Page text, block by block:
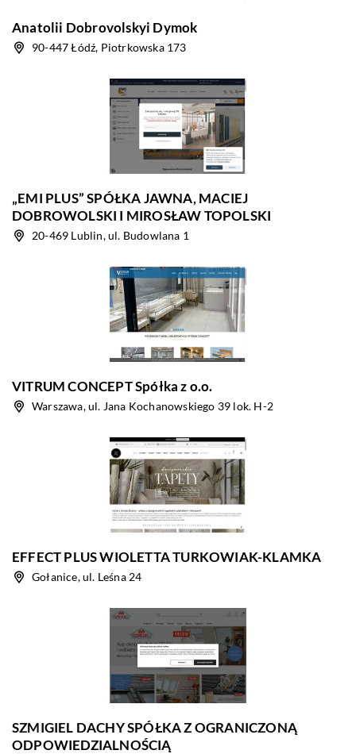
Anatolii Dobrovolskyi Dymok
90-447 Łódź, Piotrkowska 173
„EMI PLUS” SPÓŁKA JAWNA, MACIEJ
DOBROWOLSKI I MIROSŁAW TOPOLSKI
20-469 Lublin, ul. Budowlana 1
VITRUM CONCEPT Spółka z o.o.
Warszawa, ul. Jana Kochanowskiego 39 lok. H-2
EFFECT PLUS WIOLETTA TURKOWIAK-KLAMKA
Gołanice, ul. Leśna 24
SZMIGIEL DACHY SPÓŁKA Z OGRANICZONĄ
ODPOWIEDZIALNOŚCIĄ